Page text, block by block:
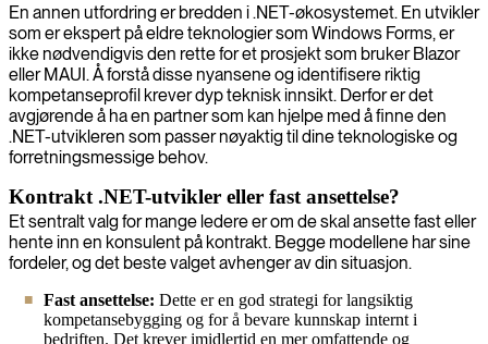
En annen utfordring er bredden i .NET-økosystemet. En utvikler
som er ekspert på eldre teknologier som Windows Forms, er
ikke nødvendigvis den rette for et prosjekt som bruker Blazor
eller MAUI. Å forstå disse nyansene og identifisere riktig
kompetanseprofil krever dyp teknisk innsikt. Derfor er det
avgjørende å ha en partner som kan hjelpe med å finne den
.NET-utvikleren som passer nøyaktig til dine teknologiske og
forretningsmessige behov.
Kontrakt .NET-utvikler eller fast ansettelse?
Et sentralt valg for mange ledere er om de skal ansette fast eller
hente inn en konsulent på kontrakt. Begge modellene har sine
fordeler, og det beste valget avhenger av din situasjon.
Fast ansettelse: Dette er en god strategi for langsiktig
kompetansebygging og for å bevare kunnskap internt i
bedriften. Det krever imidlertid en mer omfattende og